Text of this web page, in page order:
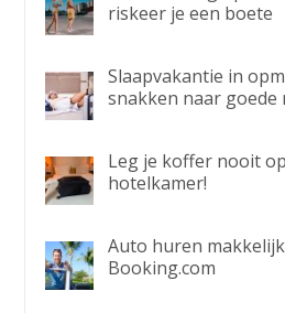
riskeer je een boete
Slaapvakantie in
snakken naar
Leg je koffer nooit
hotelkamer!
Auto huren
Booking.com